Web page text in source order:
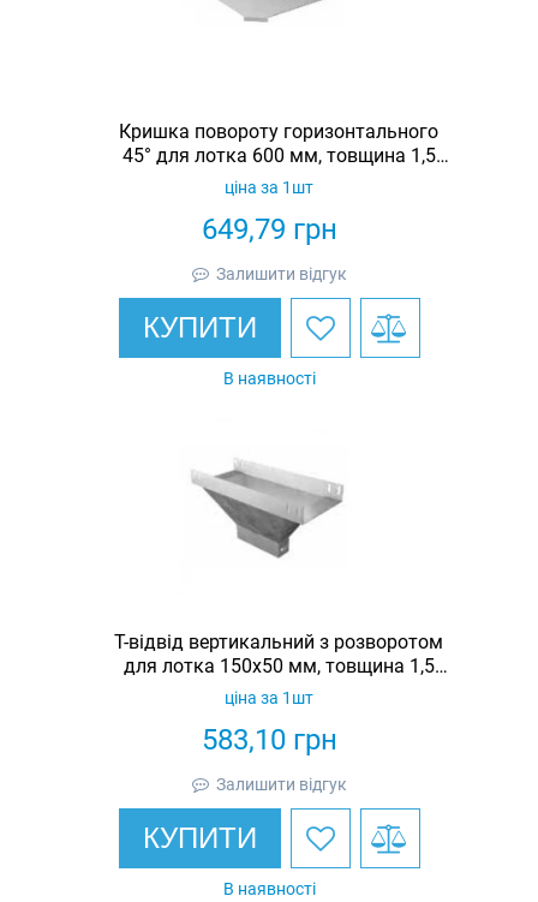
Кришка повороту горизонтального
45° для лотка 600 мм, товщина 1,5
мм, гарячеоцинкована, Eurotray
649,79 грн
ціна за 1шт
Залишити відгук
КУПИТИ
В наявності
Т-відвід вертикальний з розворотом
для лотка 150х50 мм, товщина 1,5
мм, гарячеоцинкований, Eurotray
583,10грн
ціна за 1шт
Залишити відгук
КУПИТИ
В наявності